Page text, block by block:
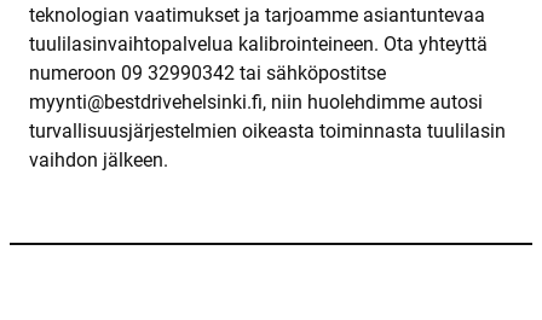
teknologian vaatimukset ja tarjoamme asiantuntevaa
tuulilasinvaihtopalvelua kalibrointeineen. Ota yhteyttä
numeroon 09 32990342 tai sähköpostitse
myynti@bestdrivehelsinki.fi, niin huolehdimme autosi
turvallisuusjärjestelmien oikeasta toiminnasta tuulilasin
vaihdon jälkeen.